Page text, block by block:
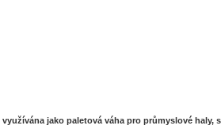
jako paletová váha pro průmyslové haly,